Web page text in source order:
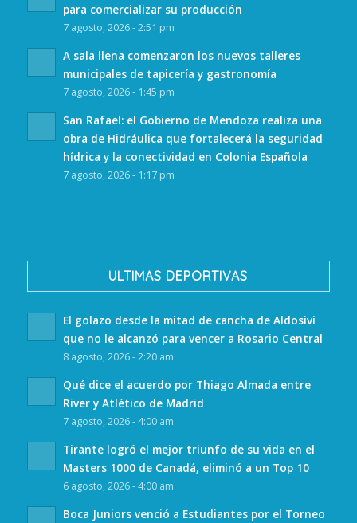
para comercializar su producción
7 agosto, 2026 - 2:51 pm
A sala llena comenzaron los nuevos talleres
municipales de tapicería y gastronomía
7 agosto, 2026 - 1:45 pm
San Rafael: el Gobierno de Mendoza realiza una
obra de Hidráulica que fortalecerá la seguridad
hídrica y la conectividad en Colonia Española
7 agosto, 2026 - 1:17 pm
ULTIMAS DEPORTIVAS
El golazo desde la mitad de cancha de Aldosivi
que no le alcanzó para vencer a Rosario Central
8 agosto, 2026 - 2:20 am
Qué dice el acuerdo por Thiago Almada entre
River y Atlético de Madrid
7 agosto, 2026 - 4:00 am
Tirante logró el mejor triunfo de su vida en el
Masters 1000 de Canadá, eliminó a un Top 10
6 agosto, 2026 - 4:00 am
Boca Juniors venció a Estudiantes por el Torneo